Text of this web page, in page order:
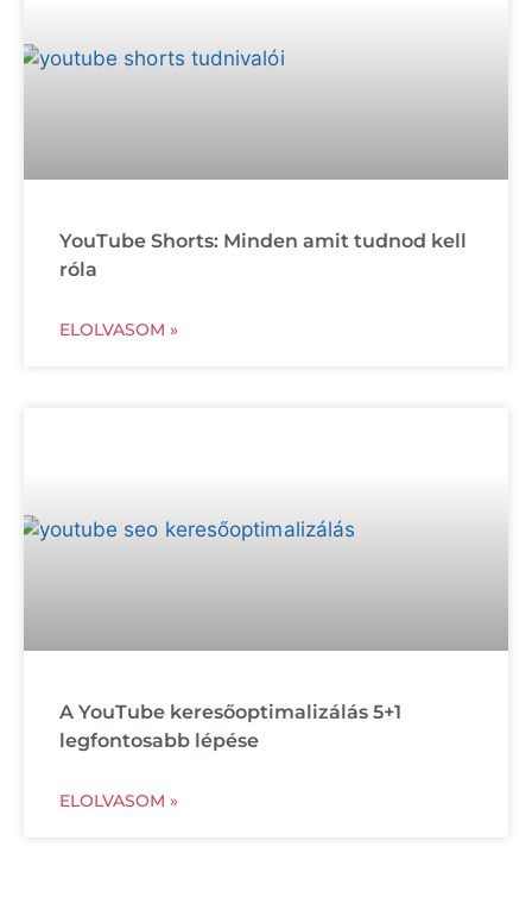
YouTube Shorts: Minden amit tudnod kell
róla
ELOLVASOM »
A YouTube keresőoptimalizálás 5+1
legfontosabb lépése
ELOLVASOM »